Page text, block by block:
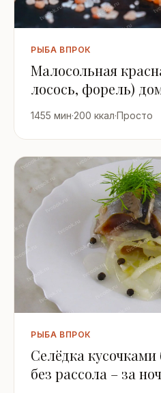
РЫБА ВПРОК
Малосольная
лосось, форель)
1455 мин·200 ккал·Просто
РЫБА ВПРОК
Селёдка
без рассола – за